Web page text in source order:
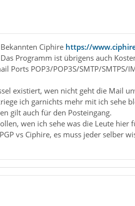
Ciphire https://
Programm ist übrigens auch
Ports POP3/POP3S/SMTP/
existiert, wen nicht geht die Mail
ich garnichts mehr mit ich sehe
gilt auch für den Posteingang.
wen ich sehe was die Leute
vs Ciphire, es muss jeder selber